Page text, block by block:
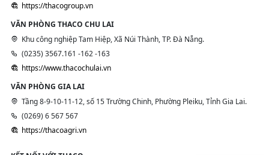
https://thacogroup.vn
VĂN PHÒNG THACO CHU LAI
Khu công nghiệp Tam Hiệp, Xã Núi Thành, TP. Đà Nẵng.
(0235) 3567.161 -162 -163
https://www.thacochulai.vn
VĂN PHÒNG GIA LAI
Tầng 8-9-10-11-12, số 15 Trường Chinh, Phường Pleiku, Tỉnh Gia Lai.
(0269) 6 567 567
https://thacoagri.vn